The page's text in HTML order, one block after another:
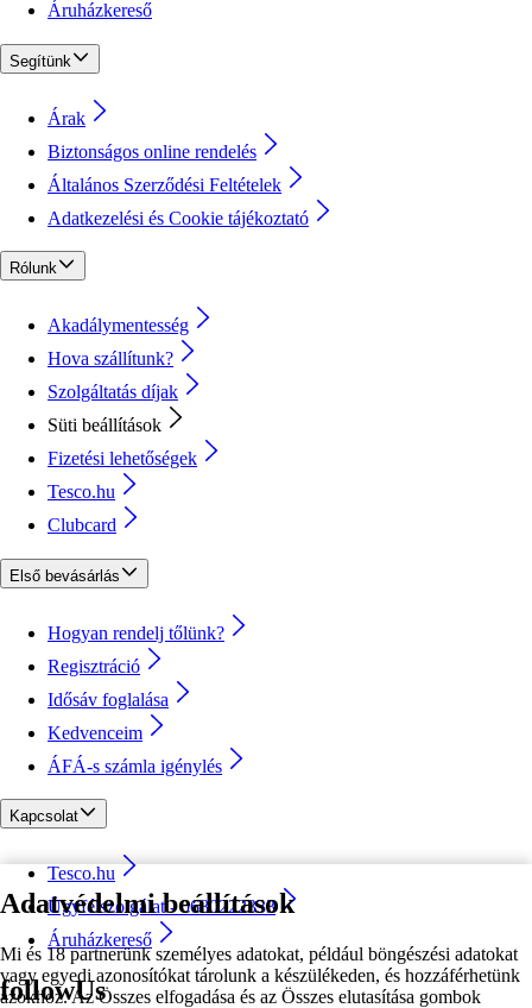
Adatvédelmi beállítások
Mi és 18 partnerünk személyes adatokat, például böngészési adatokat
vagy egyedi azonosítókat tárolunk a készülékeden, és hozzáférhetünk
azokhoz. Az Összes elfogadása és az Összes elutasítása gombok
Áruházkereső
Segítünk
Árak
Biztonságos online rendelés
Általános Szerződési Feltételek
Adatkezelési és Cookie tájékoztató
Rólunk
Akadálymentesség
Hova szállítunk?
Szolgáltatás díjak
Süti beállítások
Fizetési lehetőségek
Tesco.hu
Clubcard
Első bevásárlás
Hogyan rendelj tőlünk?
Regisztráció
Idősáv foglalása
Kedvenceim
ÁFÁ-s számla igénylés
Kapcsolat
Tesco.hu
Ügyfélszolgálat - 0680222333
Áruházkereső
followUs